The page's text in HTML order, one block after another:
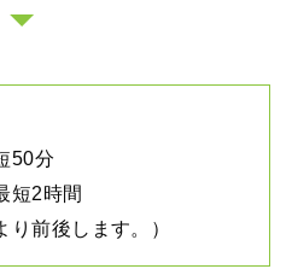
50分
短2時間
前後します。）